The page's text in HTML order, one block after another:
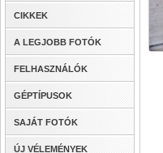
CIKKEK
A LEGJOBB FOTÓK
FELHASZNÁLÓK
GÉPTÍPUSOK
SAJÁT FOTÓK
ÚJ VÉLEMÉNYEK